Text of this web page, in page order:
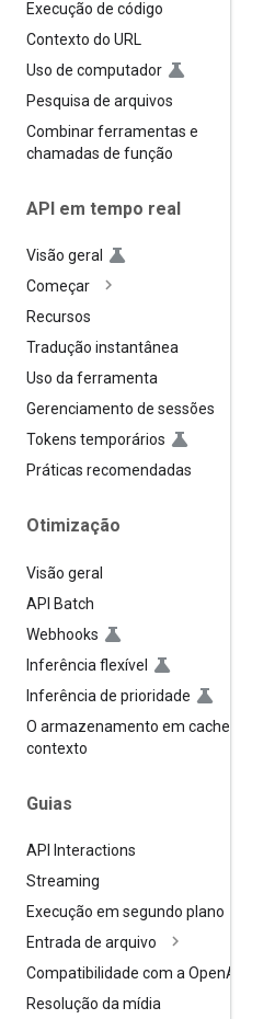
Execução de código
Contexto do URL
Uso de computador
Pesquisa de arquivos
Combinar ferramentas e
chamadas de função
API em tempo real
Visão geral
Começar
Recursos
Tradução instantânea
Uso da ferramenta
Gerenciamento de sessões
Tokens temporários
Práticas recomendadas
Otimização
Visão geral
API Batch
Webhooks
Inferência flexível
Inferência de prioridade
O armazenamento em cache de
contexto
Guias
API Interactions
Streaming
Execução em segundo plano
Entrada de arquivo
Compatibilidade com a OpenAI
Resolução da mídia